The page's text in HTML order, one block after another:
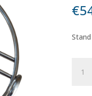
€